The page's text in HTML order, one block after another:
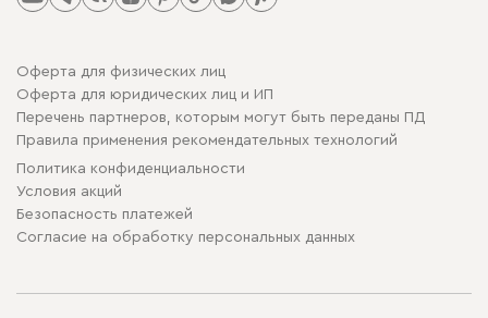
Оферта для физических лиц
Оферта для юридических лиц и ИП
Перечень партнеров, которым могут быть переданы ПД
Правила применения рекомендательных технологий
Политика конфиденциальности
Условия акций
Безопасность платежей
Cогласие на обработку персональных данных